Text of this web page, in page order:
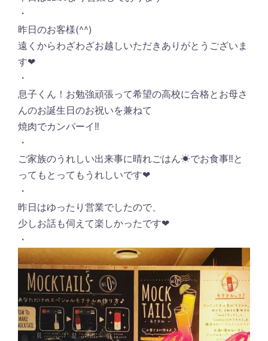
・
昨日のお客様(^^)
遠くからわざわざお越しいただきありがとうございま
す❤︎
・
息子くん！お勉強頑張って希望の高校に合格とお母さ
んのお誕生日のお祝いを兼ねて
焼肉でカンパーイ‼︎
・
ご家族のうれしい出来事に晴れごはん☀︎でお食事‼︎と
ってもとってもうれしいです❤︎
・
昨日はゆったり営業でしたので、
少しお話も伺えて楽しかったです❤︎
・